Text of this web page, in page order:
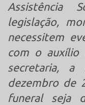
Assistência
legislação,
necessitem
com o auxílio
secretaria,
dezembro de
funeral seja